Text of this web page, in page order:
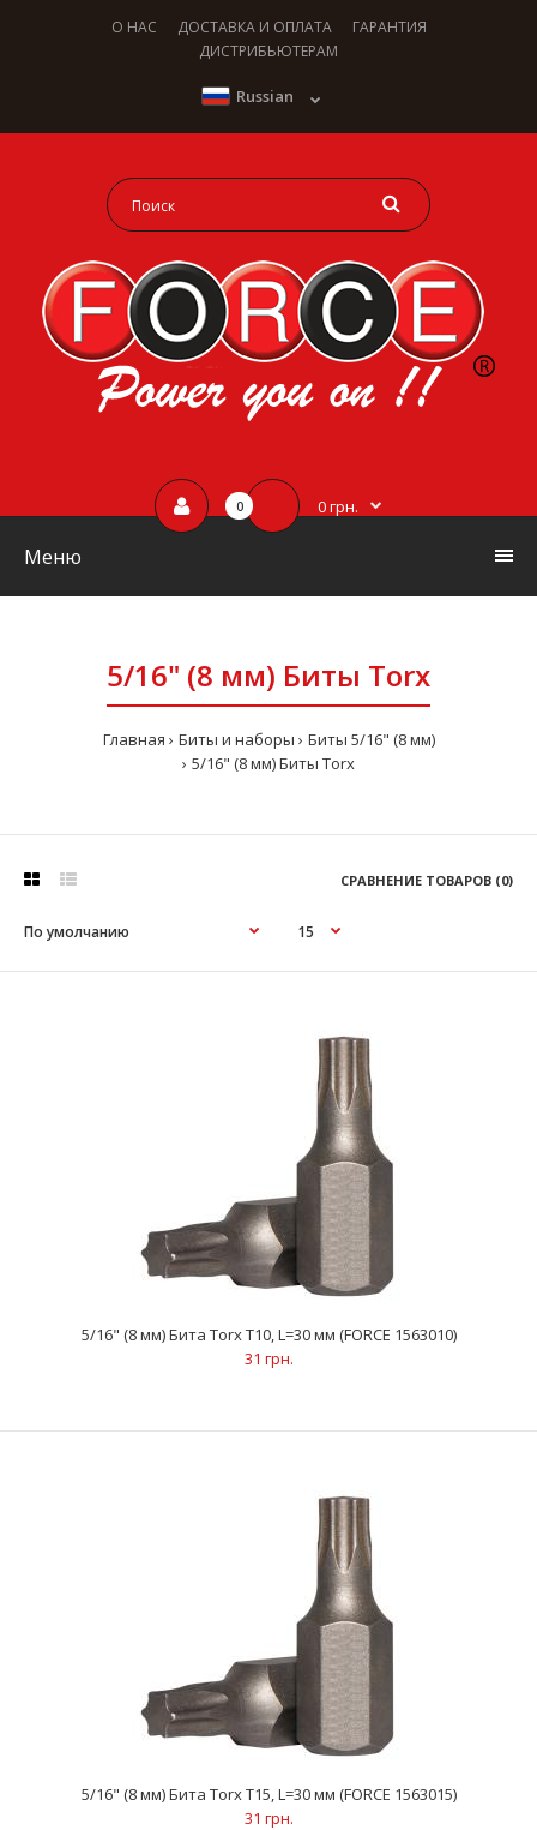
О НАС ДОСТАВКА И ОПЛАТА
ГАРАНТИЯ
ДИСТРИБЬЮТЕРАМ
Russian
0 0 грн.
Меню
5/16" (8 мм) Биты Torx
Главная Биты и наборы
Биты 5/16" (8 мм)
5/16" (8 мм) Биты Torx
СРАВНЕНИЕ ТОВАРОВ (0)
31 грн.
5/16" (8 мм) Бита Torx Т10, L=30 мм (FORCE 1563010)
31 грн.
5/16" (8 мм) Бита Torx Т15, L=30 мм (FORCE 1563015)
31 грн.